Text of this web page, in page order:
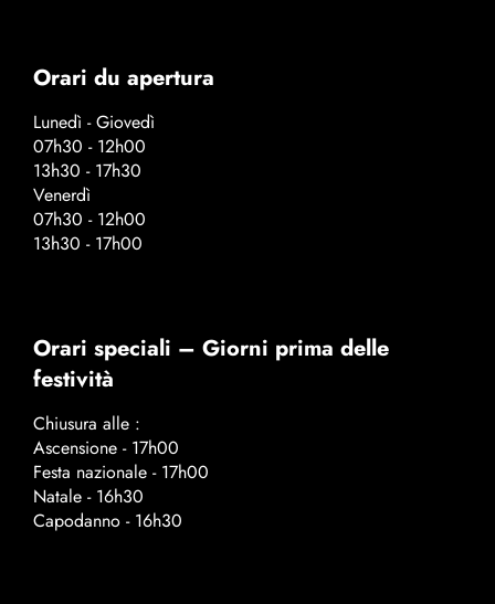
Orari du apertura
Lunedì - Giovedì
07h30 - 12h00
13h30 - 17h30
Venerdì
07h30 - 12h00
13h30 - 17h00
Orari speciali – Giorni prima delle
festività
Chiusura alle :
Ascensione - 17h00
Festa nazionale - 17h00
Natale - 16h30
Capodanno - 16h30